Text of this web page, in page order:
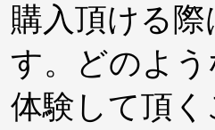
購入頂ける
す。どのよ
体験して頂